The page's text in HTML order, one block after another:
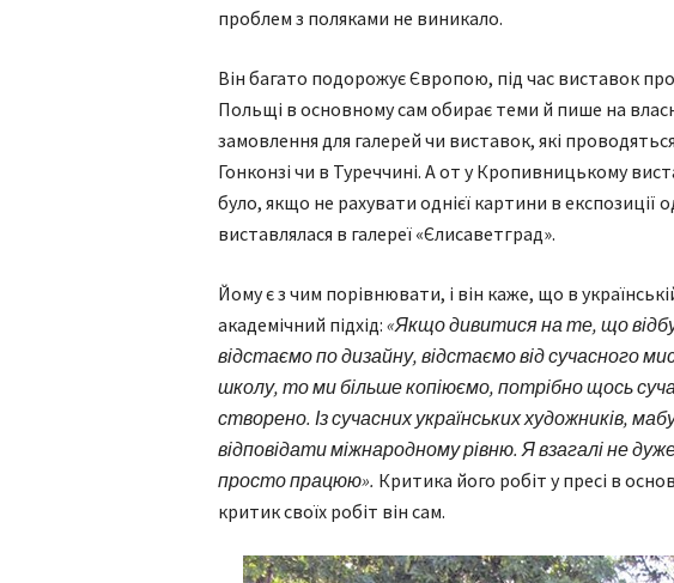
проблем з поляками не виникало.
Він багато подорожує Європою, під час виставок
Польщі в основному сам обирає теми й пише на
замовлення для галерей чи виставок, які
Гонконзі чи в Туреччині. А от у Кропивницькому
було, якщо не рахувати однієї картини в експозиції
виставлялася в галереї «Єлисаветград».
Йому є з чим порівнювати, і він каже, що в
академічний підхід: «Якщо дивитися на те, що
відстаємо по дизайну, відстаємо від сучасного
школу, то ми більше копіюємо, потрібно щось
створено. Із сучасних українських художників,
відповідати міжнародному рівню. Я взагалі не
просто працюю». Критика його робіт у пресі в
критик своїх робіт він сам.